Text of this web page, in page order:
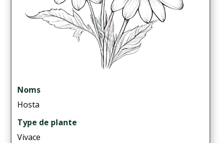
Noms
Hosta
Type de plante
Vivace